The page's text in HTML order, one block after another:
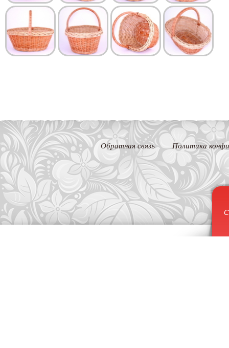
Обратная связь Политика